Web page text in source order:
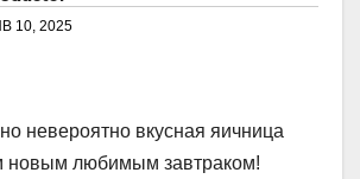
10, 2025
невероятно вкусная яичница
новым любимым завтраком!